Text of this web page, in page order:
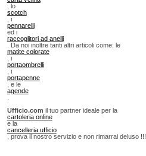
, lo
scotch
, i
pennarelli
ed i
raccoglitori ad anelli
. Da noi inoltre tanti altri articoli come: le
matite colorate
, i
portaombrelli
, i
portapenne
, e le
agende
Ufficio.com il tuo partner ideale per la
cartoleria online
e la
cancelleria ufficio
, prova il nostro servizio e non rimarrai deluso !!!